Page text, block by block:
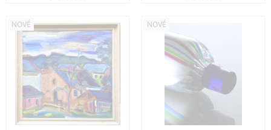
NOVÉ NOVÉ